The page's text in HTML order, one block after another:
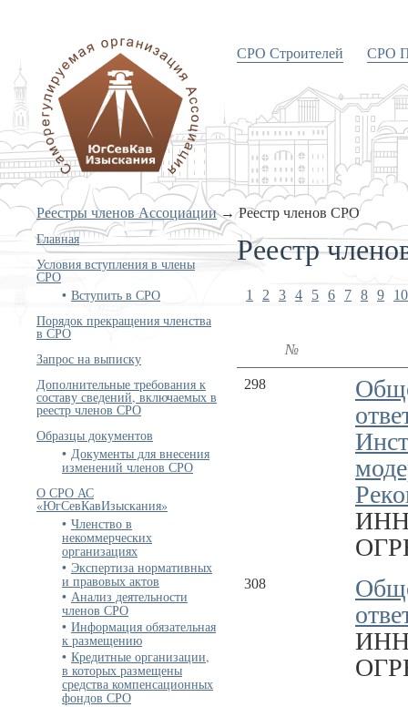
«Объединение изыскателей
Южного и Северо-Кавказского
округов»
СРО Строителей СРО
Реестры членов Ассоциации→Реестр членов СРО
Главная
Условия вступления в члены
СРО
Вступить в СРО
Порядок прекращения членства
в СРО
Запрос на выписку
Дополнительные требования к
составу сведений, включаемых в
реестр членов СРО
Образцы документов
Документы для внесения
изменений членов СРО
О СРО АС
«ЮгСевКавИзыскания»
Членство в
некоммерческих
организациях
Экспертиза нормативных
и правовых актов
Анализ деятельности
членов СРО
Информация обязательная
к размещению
Кредитные организации,
в которых размещены
средства компенсационных
фондов СРО
Реестр
1 2 3 4 5 6 7 8 9 10
№
298
ИНН
308
ИНН